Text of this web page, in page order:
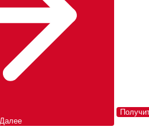
Далее